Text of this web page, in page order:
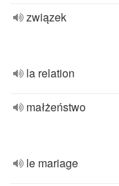
związek
la relation
małżeństwo
le mariage